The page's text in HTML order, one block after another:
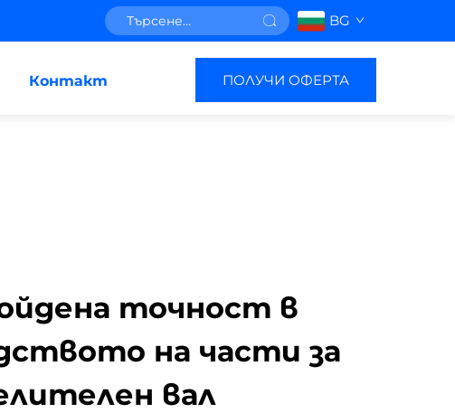
BG
Контакт ПОЛУЧИ ОФЕРТА
точност в
на части за
вал